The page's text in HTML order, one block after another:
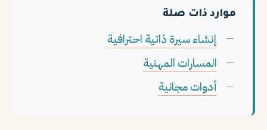
موارد ذات صلة
إنشاء سيرة ذاتية احترافية
المسارات المهنية
أدوات مجانية